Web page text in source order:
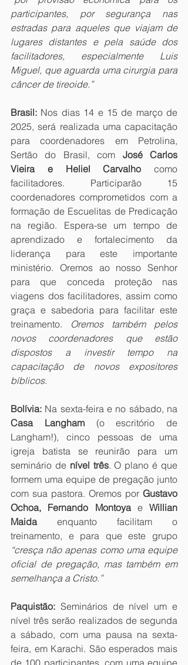
participantes, por segurança nas
estradas para aqueles que viajam de
lugares distantes e pela saúde dos
facilitadores, especialmente Luis
Miguel, que aguarda uma cirurgia para
câncer de tireoide.”
Brasil: Nos dias 14 e 15 de março de
2025, será realizada uma capacitação
para coordenadores em Petrolina,
Sertão do Brasil, com José Carlos
Vieira e Heliel Carvalho como
facilitadores. Participarão 15
coordenadores comprometidos com a
formação de Escuelitas de Predicação
na região. Espera-se um tempo de
aprendizado e fortalecimento da
liderança para este importante
ministério. Oremos ao nosso Senhor
para que conceda proteção nas
viagens dos facilitadores, assim como
graça e sabedoria para facilitar este
treinamento. Oremos também pelos
novos coordenadores que estão
dispostos a investir tempo na
capacitação de novos expositores
bíblicos.
Bolívia:
Casa Langham (o escritório de
Langham!), cinco pessoas de uma
igreja batista se reunirão para um
seminário de nível três. O plano é que
formem uma equipe de pregação junto
com sua pastora. Oremos por Gustavo
Ochoa, Fernando Montoya e Willian
Maida enquanto facilitam o
“cresça não apenas como uma equipe
oficial de pregação, mas também em
semelhança a Cristo.”
Paquistão: Seminários de nível um e
nível três serão realizados de segunda
a sábado, com uma pausa na sexta-
feira, em Karachi. São esperados mais
de 100 participantes, com uma equipe